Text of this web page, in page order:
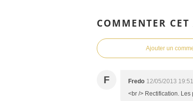
COMMENTER CET
Ajouter un
F Fredo 12/05/2013 19:51
<br /> Rectification.